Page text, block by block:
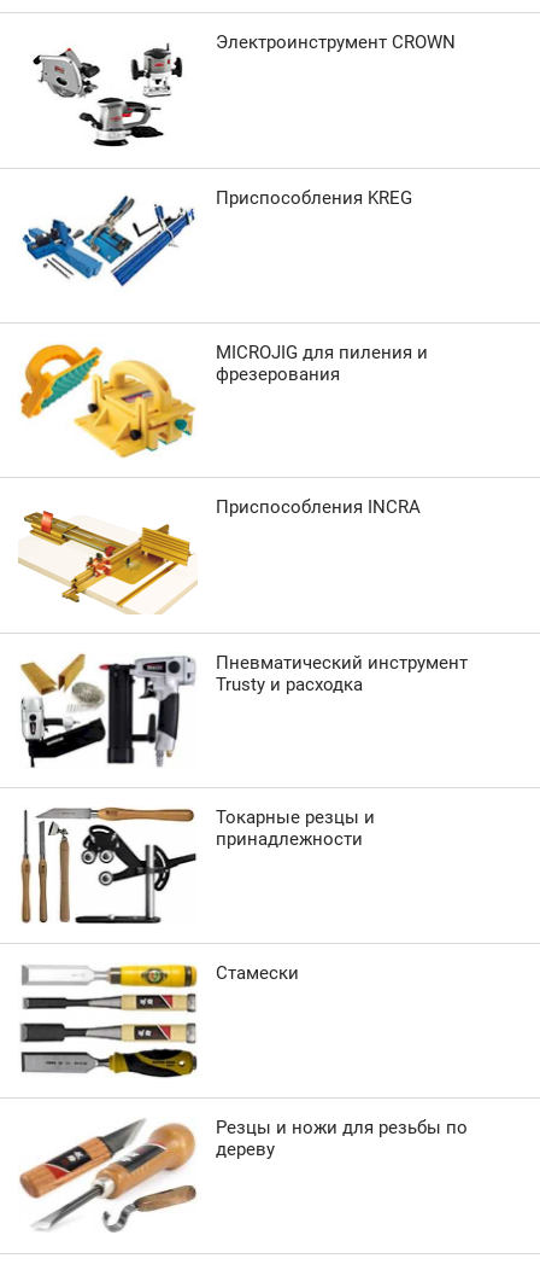
Электроинструмент CROWN
Приспособления KREG
MICROJIG для пиления и
фрезерования
Приспособления INCRA
Пневматический инструмент
Trusty и расходка
Токарные резцы и
принадлежности
Стамески
Резцы и ножи для резьбы по
дереву